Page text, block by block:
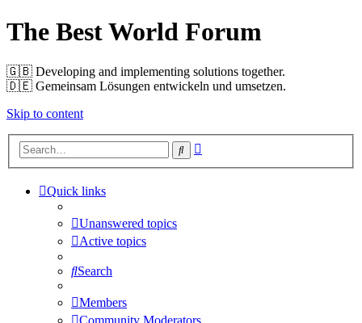
The Best World Forum
🇬🇧️ Developing and implementing solutions together.
🇩🇪️ Gemeinsam Lösungen entwickeln und umsetzen.
Skip to content
Search
Quick links
Unanswered topics
Active topics
Search
Members